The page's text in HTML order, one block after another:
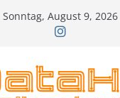
Sonntag, August 9, 2026